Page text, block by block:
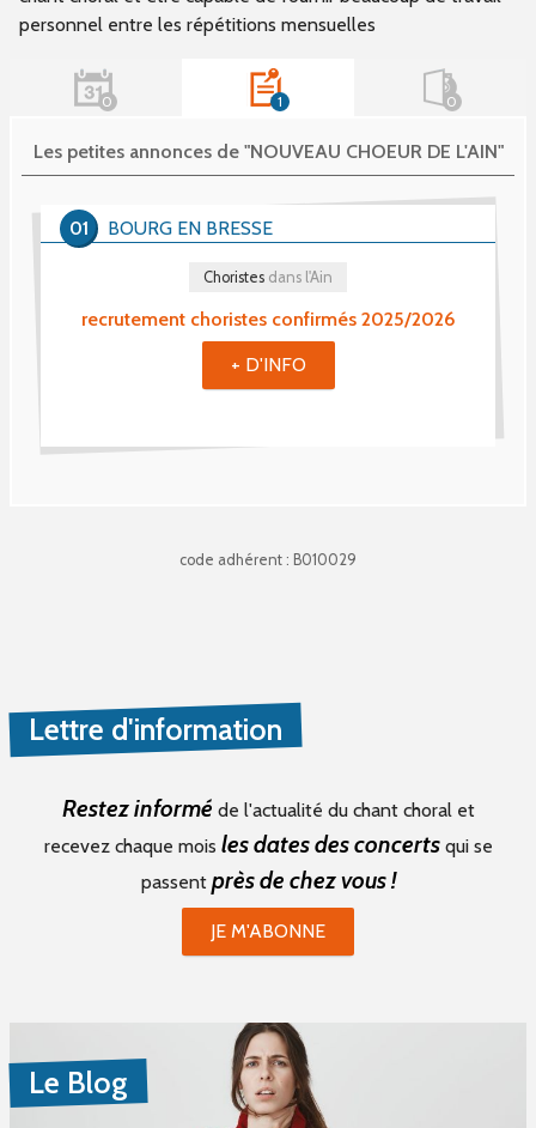
personnel entre les répétitions mensuelles
0 1
Les petites annonces de "NOUVEAU CHOEUR DE L'AIN"
recrutement choristes confirmés 2025/2026
Choristes dans l'Ain
BOURG EN BRESSE
01
+ D'INFO
0
code adhérent : B010029
Lettre d'information
Restez informé de l'actualité du chant choral et
recevez chaque mois les dates des concertsqui se
passent près de chez vous !
JE M'ABONNE
Le Blog